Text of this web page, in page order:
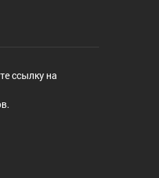
ссылку на